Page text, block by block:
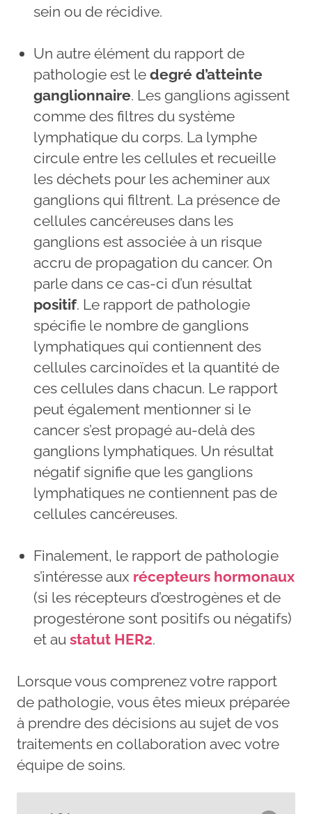
sein ou de récidive.
Un autre élément du rapport de
pathologie est le degré d’atteinte
ganglionnaire. Les ganglions agissent
comme des filtres du système
lymphatique du corps. La lymphe
circule entre les cellules et recueille
les déchets pour les acheminer aux
ganglions qui filtrent. La présence de
cellules cancéreuses dans les
ganglions est associée à un risque
accru de propagation du cancer. On
parle dans ce cas-ci d’un résultat
positif. Le rapport de pathologie
spécifie le nombre de ganglions
lymphatiques qui contiennent des
cellules carcinoïdes et la quantité de
ces cellules dans chacun. Le rapport
peut également mentionner si le
cancer s’est propagé au-delà des
ganglions lymphatiques. Un résultat
négatif signifie que les ganglions
lymphatiques ne contiennent pas de
cellules cancéreuses.
Finalement, le rapport de pathologie
s’intéresse aux récepteurs hormonaux
(si les récepteurs d’œstrogènes et de
progestérone sont positifs ou négatifs)
et au statut HER2.
Lorsque vous comprenez votre rapport
de pathologie, vous êtes mieux préparée
à prendre des décisions au sujet de vos
traitements en collaboration avec votre
équipe de soins.